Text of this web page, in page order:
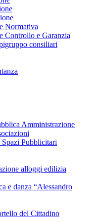
Normativa
Controllo e Garanzia
consiliari
Amministrazione
Pubblicitari
alloggi edilizia
e danza “Alessandro
del Cittadino